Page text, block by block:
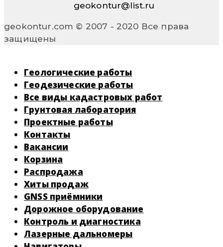
geokontur@list.ru
geokontur.com © 2007 - 2020 Все права
защищены
Геологические работы
Геодезические работы
Все виды кадастровых работ
Грунтовая лаборатория
Проектные работы
Контакты
Вакансии
Корзина
Распродажа
Хиты продаж
GNSS приёмники
Дорожное оборудование
Контроль и диагностика
Лазерные дальномеры